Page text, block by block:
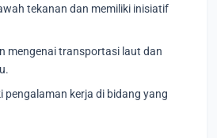
tekanan dan memiliki inisiatif
mengenai transportasi laut dan
pengalaman kerja di bidang yang